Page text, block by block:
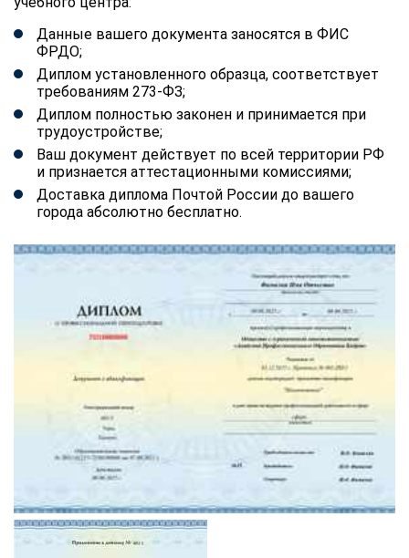
Данные вашего документа заносятся в ФИС
ФРДО;
Диплом установленного образца, соответствует
требованиям 273-ФЗ;
Диплом полностью законен и принимается при
трудоустройстве;
Ваш документ действует по всей территории РФ
и признается аттестационными комиссиями;
Доставка диплома Почтой России до вашего
города абсолютно бесплатно.